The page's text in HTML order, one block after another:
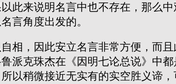
此来说明名言中也不存在，那么
言角度出发的。
相，因此安立名言非常方便，而
派克珠杰在《因明七论总说》中
以稍微接近无实有的实空胜义谛